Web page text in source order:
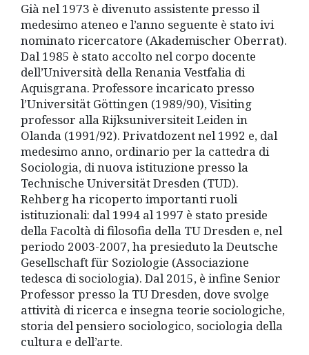
Già nel 1973 è divenuto assistente presso il
medesimo ateneo e l’anno seguente è stato ivi
nominato ricercatore (Akademischer Oberrat).
Dal 1985 è stato accolto nel corpo docente
dell’Università della Renania Vestfalia di
Aquisgrana. Professore incaricato presso
l’Universität Göttingen (1989/90), Visiting
professor alla Rijksuniversiteit Leiden in
Olanda (1991/92). Privatdozent nel 1992 e, dal
medesimo anno, ordinario per la cattedra di
Sociologia, di nuova istituzione presso la
Technische Universität Dresden (TUD).
Rehberg ha ricoperto importanti ruoli
istituzionali: dal 1994 al 1997 è stato preside
della Facoltà di filosofia della TU Dresden e, nel
periodo 2003-2007, ha presieduto la Deutsche
Gesellschaft für Soziologie (Associazione
tedesca di sociologia). Dal 2015, è infine Senior
Professor presso la TU Dresden, dove svolge
attività di ricerca e insegna teorie sociologiche,
storia del pensiero sociologico, sociologia della
cultura e dell’arte.